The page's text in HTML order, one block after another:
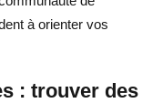
à orienter vos
: trouver des